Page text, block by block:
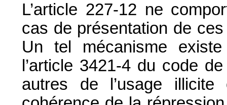
L’article 227-12 ne
cas de présentation de
Un tel mécanisme
l’article 3421-4 du code
autres de l’usage